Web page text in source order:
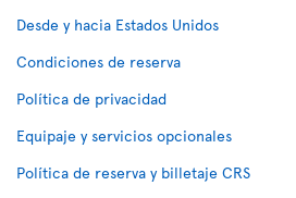
Desde y hacia Estados Unidos
Condiciones de reserva
Política de privacidad
Equipaje y servicios opcionales
Política de reserva y billetaje CRS